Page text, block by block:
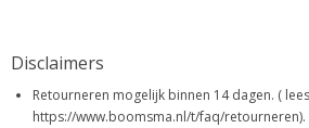
Disclaimers
Retourneren mogelijk binnen 14 dagen. (
https://www.boomsma.nl/t/faq/retourneren).